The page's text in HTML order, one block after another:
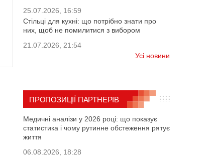
25.07.2026, 16:59
Стільці для кухні: що потрібно знати про
них, щоб не помилитися з вибором
21.07.2026, 21:54
Усі новини
ПРОПОЗИЦІЇ ПАРТНЕРІВ
Медичні аналізи у 2026 році: що показує
статистика і чому рутинне обстеження рятує
життя
06.08.2026, 18:28